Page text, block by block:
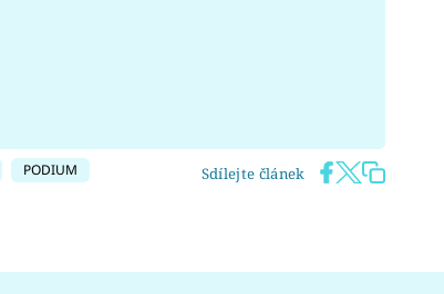
Sdílejte článek
PODIUM